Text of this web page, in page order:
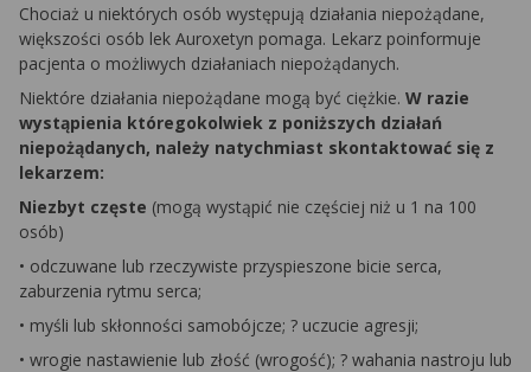
Chociaż u niektórych osób występują działania niepożądane,
większości osób lek Auroxetyn pomaga. Lekarz poinformuje
pacjenta o możliwych działaniach niepożądanych.
Niektóre działania niepożądane mogą być ciężkie. W razie
wystąpienia któregokolwiek z poniższych działań
niepożądanych, należy natychmiast skontaktować się z
lekarzem:
Niezbyt częste (mogą wystąpić nie częściej niż u 1 na 100
osób)
• odczuwane lub rzeczywiste przyspieszone bicie serca,
zaburzenia rytmu serca;
• myśli lub skłonności samobójcze; ? uczucie agresji;
• wrogie nastawienie lub złość (wrogość); ? wahania nastroju lub